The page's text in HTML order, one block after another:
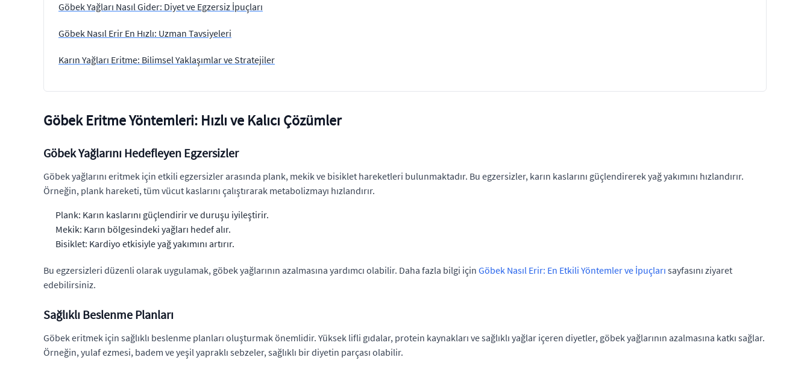
Göbek Yağları Nasıl Gider: Diyet ve Egzersiz İpuçları
Göbek Nasıl Erir En Hızlı: Uzman Tavsiyeleri
Karın Yağları Eritme: Bilimsel Yaklaşımlar ve Stratejiler
Göbek Eritme Yöntemleri: Hızlı ve Kalıcı Çözümler
Göbek Yağlarını Hedefleyen Egzersizler
Göbek yağlarını eritmek için etkili egzersizler arasında plank, mekik ve bisiklet hareketleri bulunmaktadır. Bu egzersizler, karın kaslarını güçlendirerek yağ yakımını hızlandırır.
Örneğin, plank hareketi, tüm vücut kaslarını çalıştırarak metabolizmayı hızlandırır.
Plank: Karın kaslarını güçlendirir ve duruşu iyileştirir.
Mekik: Karın bölgesindeki yağları hedef alır.
Bisiklet: Kardiyo etkisiyle yağ yakımını artırır.
Bu egzersizleri düzenli olarak uygulamak, göbek yağlarının azalmasına yardımcı olabilir. Daha fazla bilgi için Göbek Nasıl Erir: En Etkili Yöntemler ve İpuçları sayfasını ziyaret
edebilirsiniz.
Sağlıklı Beslenme Planları
Göbek eritmek için sağlıklı beslenme planları oluşturmak önemlidir. Yüksek lifli gıdalar, protein kaynakları ve sağlıklı yağlar içeren diyetler, göbek yağlarının azalmasına katkı sağlar.
Örneğin, yulaf ezmesi, badem ve yeşil yapraklı sebzeler, sağlıklı bir diyetin parçası olabilir.